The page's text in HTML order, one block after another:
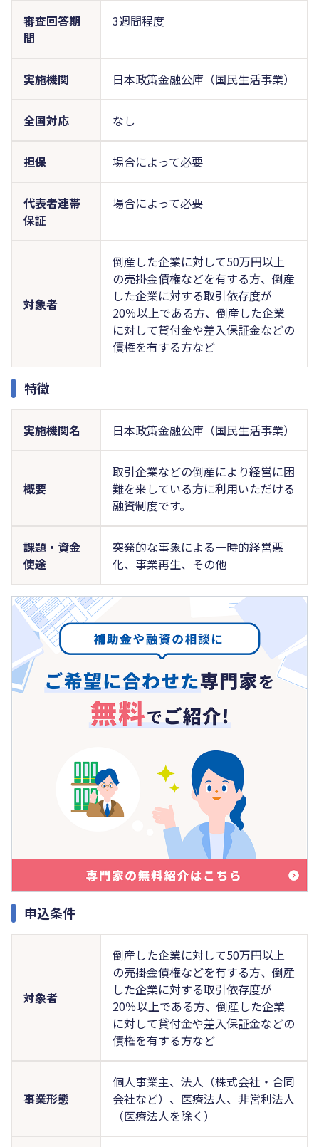
審査回答期
間
3週間程度
実施機関 日本政策金融公庫（国民生活事業）
全国対応 なし
担保 場合によって必要
代表者連帯
保証
場合によって必要
対象者
倒産した企業に対して50万円以上
の売掛金債権などを有する方、倒産
した企業に対する取引依存度が
20％以上である方、倒産した企業
に対して貸付金や差入保証金などの
債権を有する方など
特徴
実施機関名 日本政策金融公庫（国民生活事業）
概要
取引企業などの倒産により経営に困
難を来している方に利用いただける
融資制度です。
課題・資金
使途
突発的な事象による一時的経営悪
化、事業再生、その他
申込条件
対象者
倒産した企業に対して50万円以上
の売掛金債権などを有する方、倒産
した企業に対する取引依存度が
20％以上である方、倒産した企業
に対して貸付金や差入保証金などの
債権を有する方など
事業形態
個人事業主、法人（株式会社・合同
会社など）、医療法人、非営利法人
（医療法人を除く）